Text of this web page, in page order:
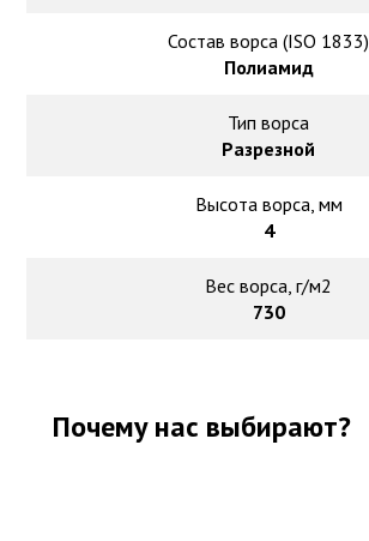
Состав ворса (ISO 1833)
Полиамид
Тип ворса
Разрезной
Высота ворса, мм
4
Вес ворса, г/м2
730
Почему нас выбирают?